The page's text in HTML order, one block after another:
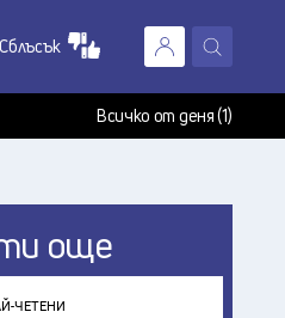
Сблъсък
Всичко от деня (1)
още
ЧЕТЕНИ